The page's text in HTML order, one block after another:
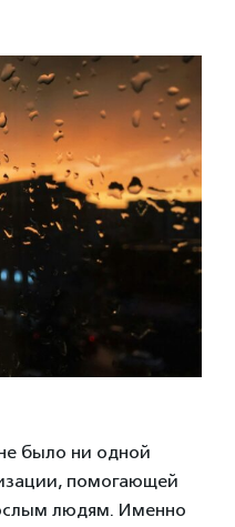
было ни одной
помогающей
людям. Именно